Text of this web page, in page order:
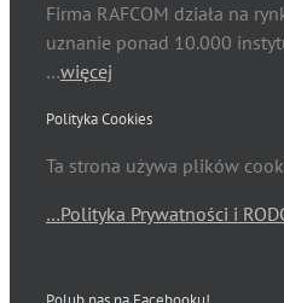
Firma RAFCOM działa na
uznanie ponad 10.000
…więcej
Polityka Cookies
Ta strona używa plików
…Polityka Prywatności i